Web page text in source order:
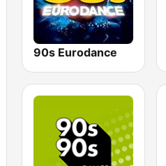
90s Eurodance